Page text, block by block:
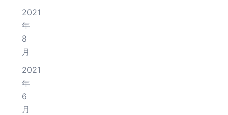
2021
年
8
月
2021
年
6
月